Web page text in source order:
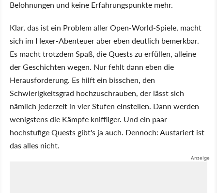
Belohnungen und keine Erfahrungspunkte mehr.
Klar, das ist ein Problem aller Open-World-Spiele, macht
sich im Hexer-Abenteuer aber eben deutlich bemerkbar.
Es macht trotzdem Spaß, die Quests zu erfüllen, alleine
der Geschichten wegen. Nur fehlt dann eben die
Herausforderung. Es hilft ein bisschen, den
Schwierigkeitsgrad hochzuschrauben, der lässt sich
nämlich jederzeit in vier Stufen einstellen. Dann werden
wenigstens die Kämpfe kniffliger. Und ein paar
hochstufige Quests gibt's ja auch. Dennoch: Austariert ist
das alles nicht.